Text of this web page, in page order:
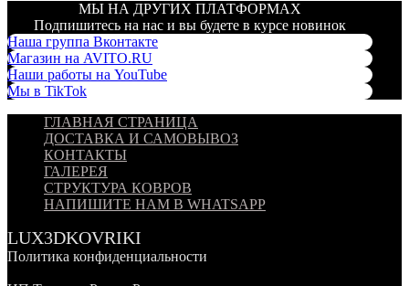
МЫ НА ДРУГИХ ПЛАТФОРМАХ
Подпишитесь на нас и вы будете в курсе новинок
Наша группа Вконтакте
Магазин на AVITO.RU
Наши работы на YouTube
Мы в TikTok
ГЛАВНАЯ СТРАНИЦА
ДОСТАВКА И САМОВЫВОЗ
КОНТАКТЫ
ГАЛЕРЕЯ
СТРУКТУРА КОВРОВ
НАПИШИТЕ НАМ В WHATSAPP
LUX3DKOVRIKI
Политика конфиденциальности